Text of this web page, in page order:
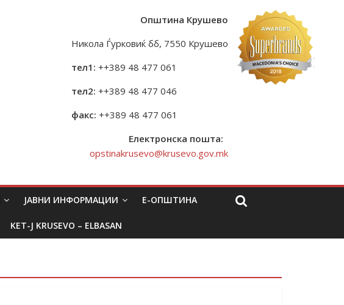
Општина Крушево
Никола Ѓурковиќ бб, 7550 Крушево
тел1: ++389 48 477 061
тел2: ++389 48 477 046
факс: ++389 48 477 061
Електронска пошта:
opstinakrusevo@krusevo.gov.mk
ЈАВНИ ИНФОРМАЦИИ Е-ОПШТИНА
KET-J KRUSEVO – ELBASAN